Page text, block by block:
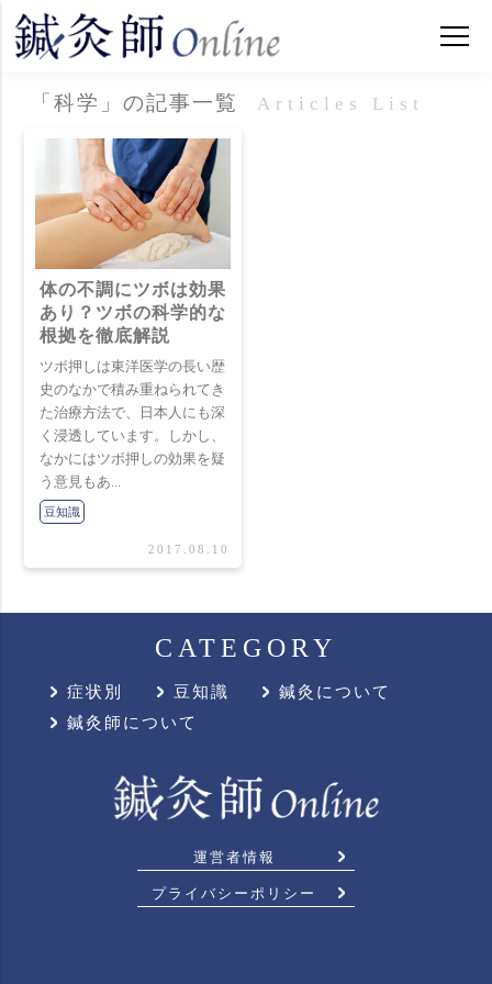
「科学」の記事一覧 Articles List
体の不調にツボは効果
あり？ツボの科学的な
根拠を徹底解説
ツボ押しは東洋医学の長い歴
史のなかで積み重ねられてき
た治療方法で、日本人にも深
く浸透しています。しかし、
なかにはツボ押しの効果を疑
う意見もあ...
豆知識
2017.08.10
運営者情報
プライバシーポリシー
CATEGORY
症状別 豆知識
鍼灸について
鍼灸師について